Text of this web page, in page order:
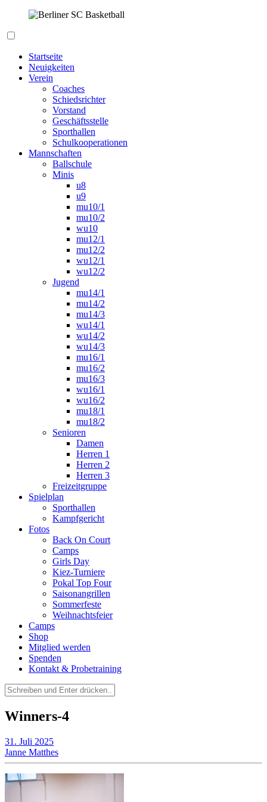
springen
Startseite
Neuigkeiten
Verein
Coaches
Schiedsrichter
Vorstand
Geschäftsstelle
Sporthallen
Schulkooperationen
Mannschaften
Ballschule
Minis
u8
u9
mu10/1
mu10/2
wu10
mu12/1
mu12/2
wu12/1
wu12/2
Jugend
mu14/1
mu14/2
mu14/3
wu14/1
wu14/2
wu14/3
mu16/1
mu16/2
mu16/3
wu16/1
wu16/2
mu18/1
mu18/2
Senioren
Damen
Herren 1
Herren 2
Herren 3
Freizeitgruppe
Spielplan
Sporthallen
Kampfgericht
Fotos
Back On Court
Camps
Girls Day
Kiez-Turniere
Pokal Top Four
Saisonangrillen
Sommerfeste
Weihnachtsfeier
Camps
Shop
Mitglied werden
Spenden
Kontakt & Probetraining
Suchen
nach:
Winners-4
31. Juli 2025
Janne Matthes